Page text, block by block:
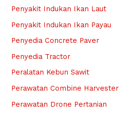
Penyakit Indukan Ikan Laut
Penyakit Indukan Ikan Payau
Penyedia Concrete Paver
Penyedia Tractor
Peralatan Kebun Sawit
Perawatan Combine Harvester
Perawatan Drone Pertanian